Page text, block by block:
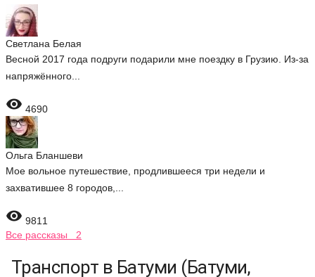
Светлана Белая
Весной 2017 года подруги подарили мне поездку в Грузию. Из-за
напряжённого...
 4690
Ольга Бланшеви
Мое вольное путешествие, продлившееся три недели и
захватившее 8 городов,...
 9811
Все рассказы 2
Транспорт в Батуми (Батуми,